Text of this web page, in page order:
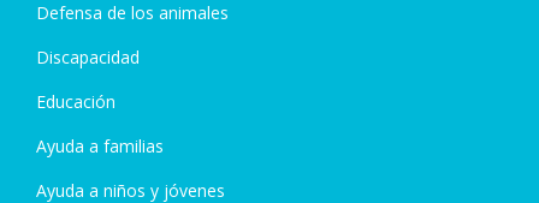
Defensa de los animales
Discapacidad
Educación
Ayuda a familias
Ayuda a niños y jóvenes